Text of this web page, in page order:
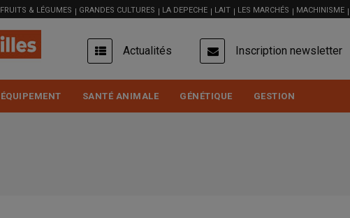
FRUITS & LÉGUMES GRANDES CULTURES LA DEPECHE LAIT LES MARCHÉS MACHINISME
USER
ACCOUNT
MENU
Actualités Inscription newsletter
ÉQUIPEMENT SANTÉ ANIMALE GÉNÉTIQUE GESTION